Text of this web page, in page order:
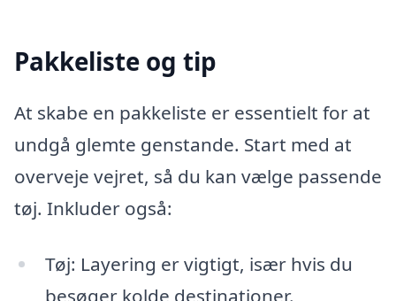
Pakkeliste og tip
At skabe en pakkeliste er essentielt for at
undgå glemte genstande. Start med at
overveje vejret, så du kan vælge passende
tøj. Inkluder også:
Tøj: Layering er vigtigt, især hvis du
besøger kolde destinationer.